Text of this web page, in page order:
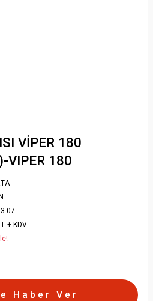
VİPER 180
VIPER 180
07
+ KDV
Haber Ver